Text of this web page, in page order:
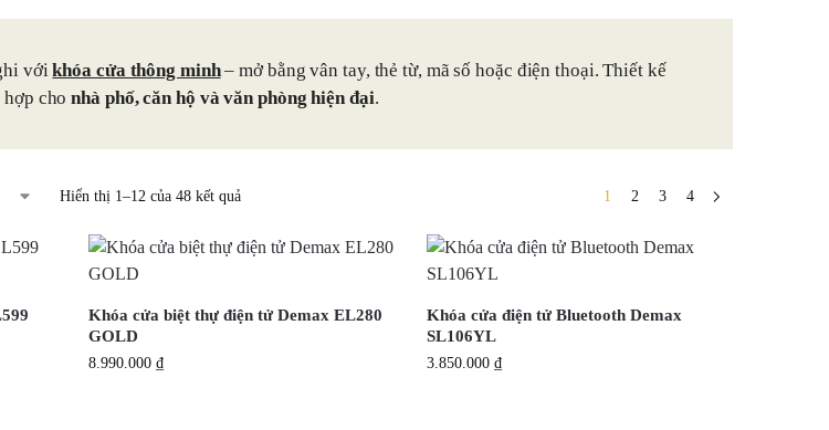
vớikhóa cửa thông minh– mở bằng vân tay, thẻ từ, mã số hoặc điện thoại. Thiết kế
hợp chonhà phố, căn hộ và văn phòng hiện đại.
Hiển thị 1–12 của 48 kết quả 1 2 3 4
Khóa cửa biệt thự điện tử Demax EL280
GOLD
8.990.000 ₫
Khóa cửa điện tử Bluetooth Demax
SL106YL
3.850.000₫